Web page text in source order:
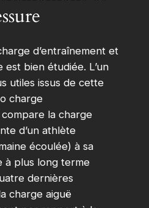
d’entraînement et
bien étudiée. L’un
utiles issus de cette
charge
la charge
d’un athlète
écoulée) à sa
à plus long terme
dernières
charge aiguë